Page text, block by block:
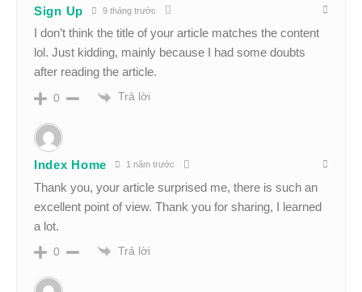
Sign Up 9 tháng trước
I don’t think the title of your article matches the content
lol. Just kidding, mainly because I had some doubts
after reading the article.
0 Trả lời
Index Home 1 năm trước
Thank you, your article surprised me, there is such an
excellent point of view. Thank you for sharing, I learned
a lot.
0 Trả lời